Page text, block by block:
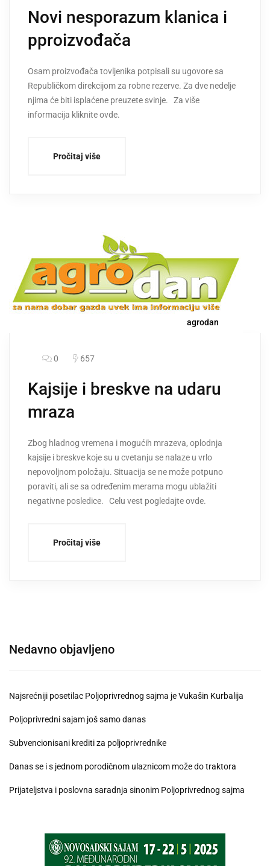
Novi nesporazum klanica i
pproizvođača
Osam proizvođača tovljenika potpisali su ugovore sa
Republičkom direkcijom za robne rezerve. Za dve nedelje
njima će biti isplaćene preuzete svinje. Za više
informacija kliknite ovde.
Pročitaj više
agrodan
0 657
Kajsije i breskve na udaru
mraza
Zbog hladnog vremena i mogućih mrazeva, oplodnja
kajsije i breskve koje su u cvetanju se nalaze u vrlo
nepovoljnom položaju. Situacija se ne može potpuno
poraviti, ali se sa određenim merama mogu ublažiti
negativne posledice. Celu vest pogledajte ovde.
Pročitaj više
Nedavno objavljeno
Najsrećniji posetilac Poljoprivrednog sajma je Vukašin Kurbalija
Poljoprivredni sajam još samo danas
Subvencionisani krediti za poljoprivrednike
Danas se i s jednom porodičnom ulaznicom može do traktora
Prijateljstva i poslovna saradnja sinonim Poljoprivrednog sajma